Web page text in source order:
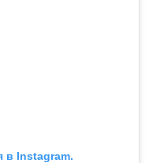
в Instagram.